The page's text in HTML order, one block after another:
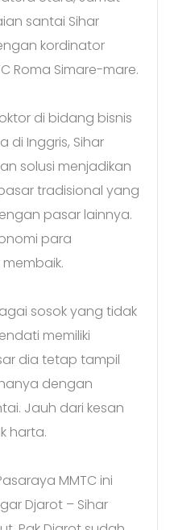
santai Sihar
kordinator
Roma Simare-mare.
di bidang bisnis
di Inggris, Sihar
solusi menjadikan
tradisional yang
pasar lainnya.
para
sosok yang tidak
memiliki
dia tetap tampil
dengan
Jauh dari kesan
harta.
MMTC ini
Djarot – Sihar